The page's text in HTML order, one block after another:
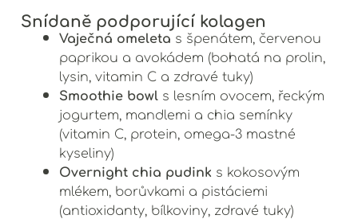
Snídaně podporující kolagen
Vaječná omeletas špenátem, červenou
paprikou a avokádem (bohatá na prolin,
lysin, vitamin C a zdravé tuky)
Smoothie bowl s lesním ovocem, řeckým
jogurtem, mandlemi a chia semínky
(vitamin C, protein, omega-3 mastné
kyseliny)
Overnight chia pudink s kokosovým
mlékem, borůvkami a pistáciemi
(antioxidanty, bílkoviny, zdravé tuky)